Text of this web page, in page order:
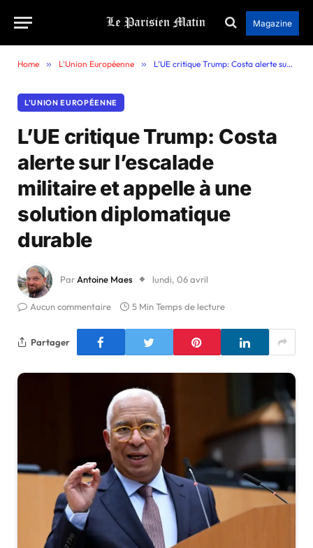
Magazine
Home » L'Union Européenne » L’UE critique Trump: Costa alerte sur l’escalade militaire et appelle à une solution diplomatique durable
L'UNION EUROPÉENNE
L’UE critique Trump: Costa
alerte sur l’escalade
militaire et appelle à une
solution diplomatique
durable
Par Antoine Maes lundi, 06 avril
Aucun commentaire 5 Min Temps de lecture
Partager